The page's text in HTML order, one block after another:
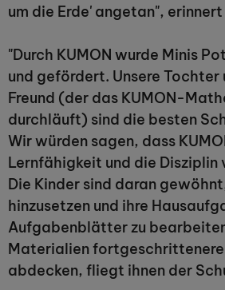
um die Erde' angetan",
"Durch KUMON wurde Minis
und gefördert. Unsere Tochter
Freund (der das KUMON-
durchläuft) sind die besten
Wir würden sagen, dass
Lernfähigkeit und die Disziplin
Die Kinder sind daran
hinzusetzen und ihre
Aufgabenblätter zu
Materialien
abdecken, fliegt ihnen der